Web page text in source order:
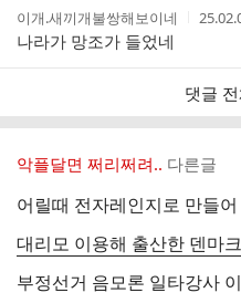
작
성
자
이개.새끼개불쌍해보이네
작
간
나라가 망조가 들었네
댓글
악플달면 쩌리쩌려.. 다른글
어릴때 전자레인지로 만들
대리모 이용해 출산한 덴마
부정선거 음모론 일타강사